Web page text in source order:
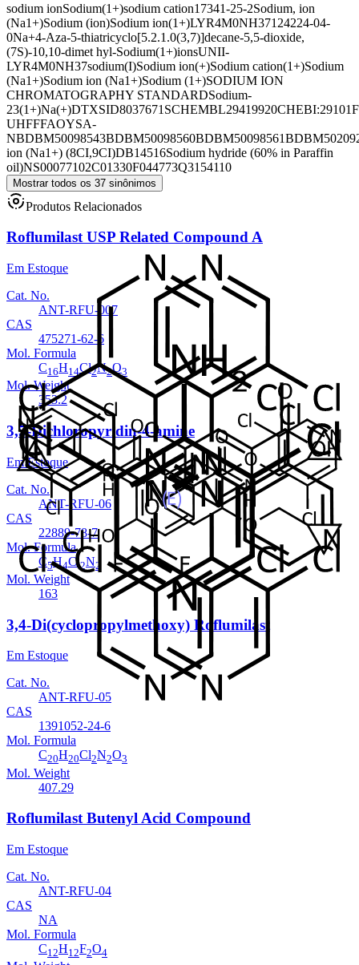
sodium ionSodium(1+)sodium cation17341-25-2Sodium, ion
(Na1+)Sodium (ion)Sodium ion(1+)LYR4M0NH37124224-04-
0Na+4-Aza-5-thiatricyclo[5.2.1.0(3,7)]decane-5,5-dioxide,
(7S)-10,10-dimet hyl-Sodium(1+)ionsUNII-
LYR4M0NH37sodium(I)Sodium ion(+)Sodium cation(1+)Sodium
(Na1+)Sodium ion (Na1+)Sodium (1+)SODIUM ION
CHROMATOGRAPHY STANDARDSodium-
23(1+)Na(+)DTXSID8037671 SCHEMBL29419920CHEBI:29101
UHFFFAOYSA-
NBDBM50098543BDBM50098560BDBM50098561
ion (Na1+) (8CI,9CI)DB14516Sodium hydride (60% in Paraffin
oil)NS00077102C01330F044773Q3154110
Mostrar todos os 37 sinônimos
Produtos Relacionados
Roflumilast USP Related Compound A
Em Estoque
Cat. No.
ANT-RFU-007
CAS
475271-62-6
Mol. Formula
C16H14Cl2N2O3
Mol. Weight
353.2
3,5-Dichloropyridin-4-amine
Em Estoque
Cat. No.
ANT-RFU-06
CAS
22889-78-7
Mol. Formula
C5H4Cl2N2
Mol. Weight
163
3,4-Di(cyclopropylmethoxy) Roflumilast
Em Estoque
Cat. No.
ANT-RFU-05
CAS
1391052-24-6
Mol. Formula
C20H20Cl2N2O3
Mol. Weight
407.29
Roflumilast Butenyl Acid Compound
Em Estoque
Cat. No.
ANT-RFU-04
CAS
NA
Mol. Formula
C12H12F2O4